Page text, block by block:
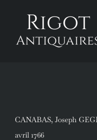
contenu
CANABAS, Joseph
avril 1766